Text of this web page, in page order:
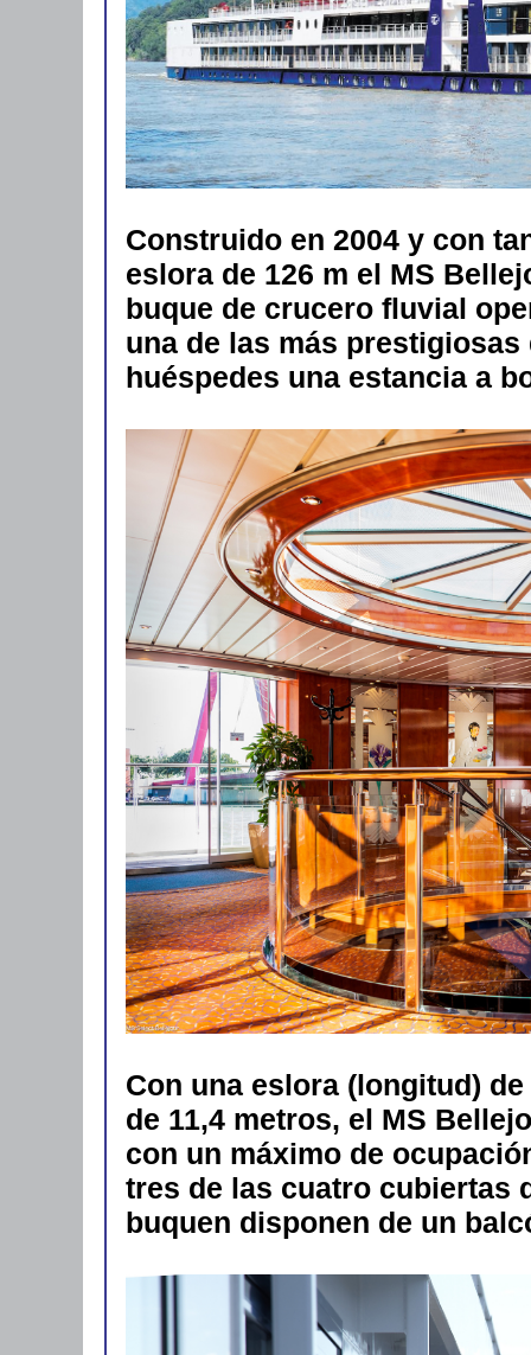
Construido en 2004 y con
eslora de 126 m el MS
buque de crucero fluvial
una de las más
huéspedes una estancia a
Con una eslora (longitud)
de 11,4 metros, el MS
con un máximo de
tres de las cuatro cubiertas
buquen disponen de un